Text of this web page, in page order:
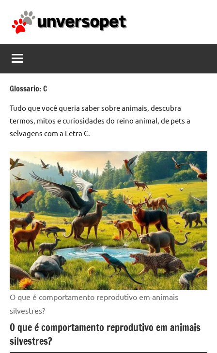
para
unversopet.com
Glossario:C
Tudo que você queria saber sobre animais, descubra
termos, mitos e curiosidades do reino animal, de pets a
selvagens com a Letra C.
O que é comportamento reprodutivo em animais
silvestres?
O que é comportamento reprodutivo em animais
silvestres?